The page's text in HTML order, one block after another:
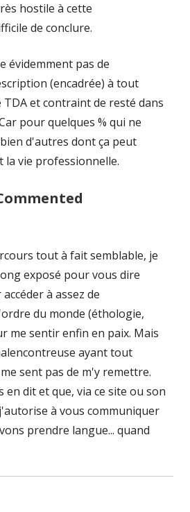
hostile à cette
de conclure.
évidemment pas de
(encadrée) à tout
et contraint de resté dans
pour quelques % qui ne
d'autres dont ça peut
la vie professionnelle.
tout à fait semblable, je
exposé pour vous dire
à assez de
du monde (éthologie,
me sentir enfin en paix. Mais
ayant tout
sent pas de m'y remettre.
en dit et que, via ce site ou son
à vous communiquer
prendre langue... quand